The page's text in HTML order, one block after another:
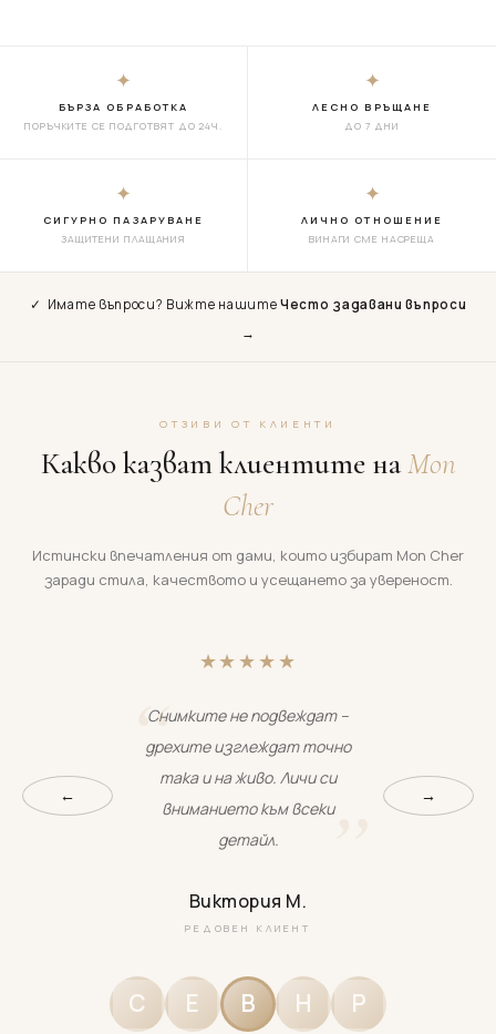
✦
БЪРЗА ОБРАБОТКА
ПОРЪЧКИТЕ СЕ ПОДГОТВЯТ ДО 24Ч.
✦
ЛЕСНО ВРЪЩАНЕ
ДО 7 ДНИ
✦
СИГУРНО ПАЗАРУВАНЕ
ЗАЩИТЕНИ ПЛАЩАНИЯ
✦
ЛИЧНО ОТНОШЕНИЕ
ВИНАГИ СМЕ НАСРЕЩА
✓ Имате въпроси? Вижте нашитеЧесто задавани въпроси
→
ОТЗИВИ ОТ КЛИЕНТИ
Какво казват клиентите наMon
Cher
Истински впечатления от дами, които избират Mon Cher
заради стила, качеството и усещането за увереност.
←
★★★★★
Снимките не подвеждат –
дрехите изглеждат точно
така и на живо. Личи си
вниманието към всеки
детайл.
Виктория М.
РЕДОВЕН КЛИЕНТ
→
С Е В Н Р